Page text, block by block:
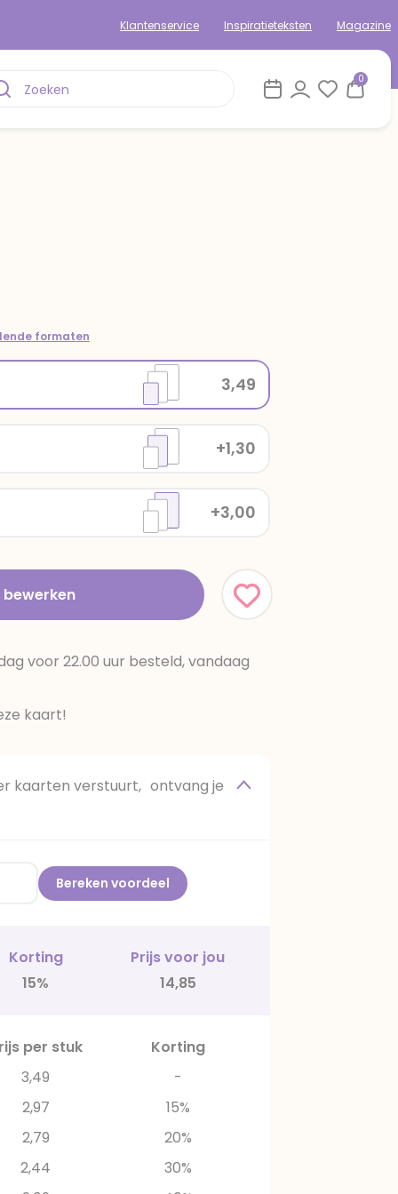
Klantenservice Inspiratieteksten Magazine
0
formaten
+3,00
+1,30
3,49
voor 22.00 uur besteld, vandaag
kaart!
kaarten verstuurt, ontvang je
Bereken voordeel
Korting
Prijs voor jou
15%
14,85
per stuk
Korting
3,49
-
2,97
15%
2,79
20%
2,44
30%